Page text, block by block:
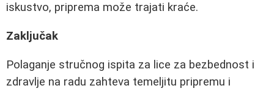
iskustvo, priprema može trajati kraće.
Zaključak
Polaganje stručnog ispita za lice za bezbednost i
zdravlje na radu zahteva temeljitu pripremu i